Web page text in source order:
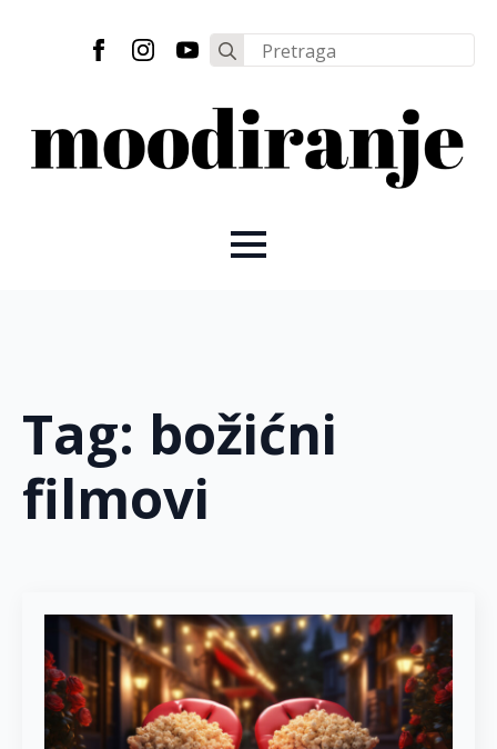
Search
for:
Tag: božićni
filmovi